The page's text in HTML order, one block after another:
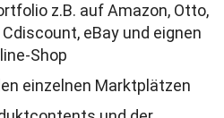
z.B. auf Amazon, Otto,
eBay und eignen
Shop
einzelnen Marktplätzen